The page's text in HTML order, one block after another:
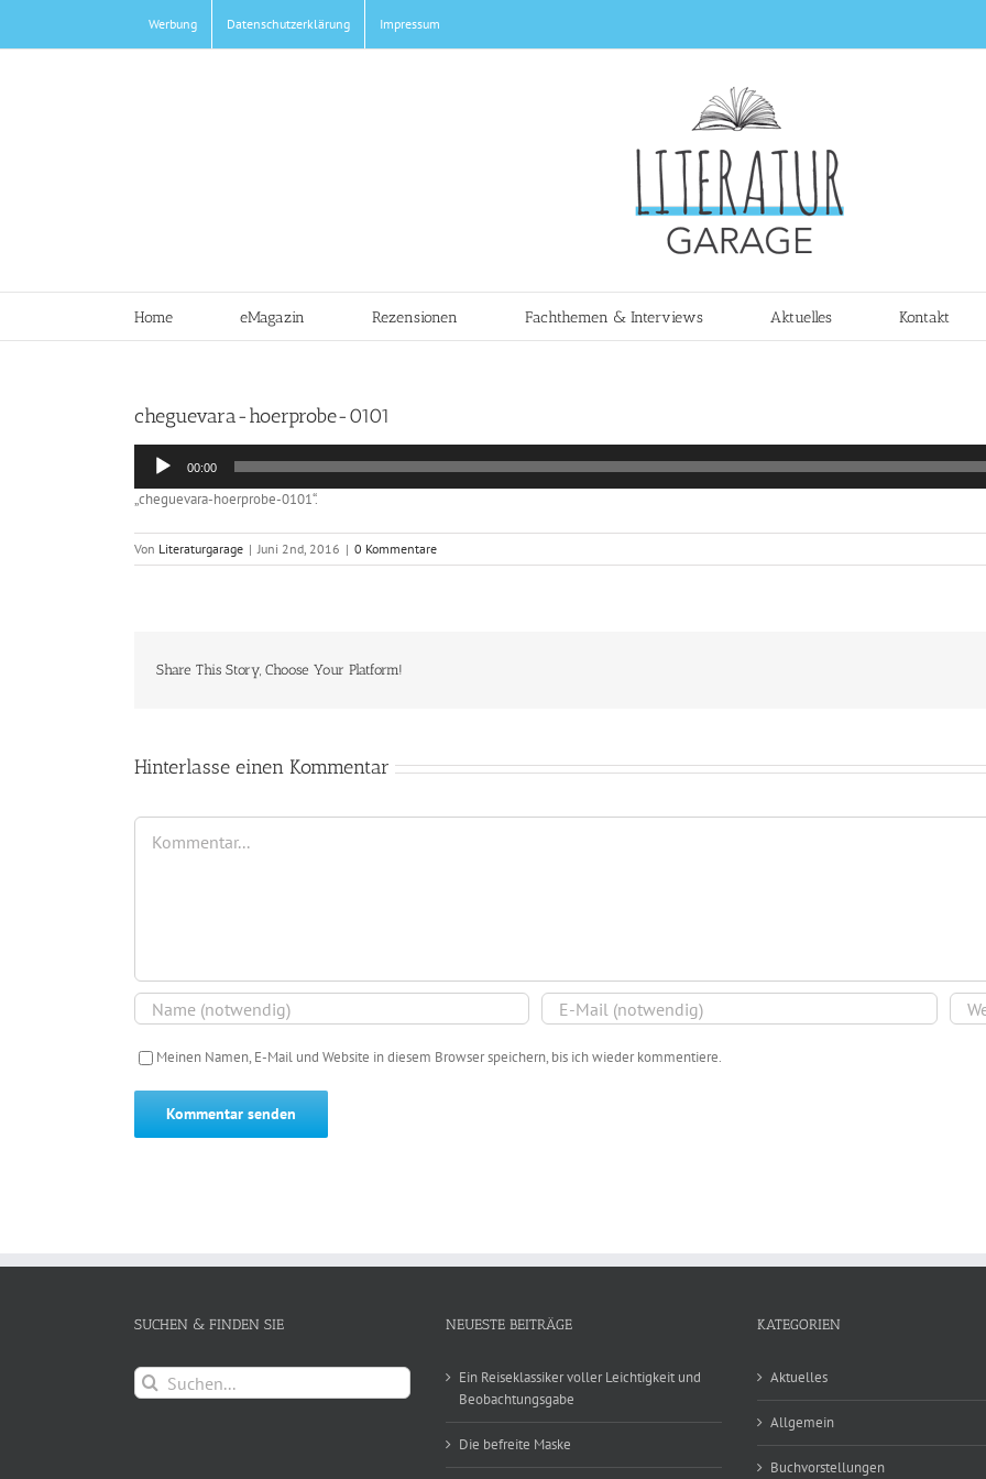
springen
Werbung Datenschutzerklärung Impressum
Home eMagazin Rezensionen Fachthemen & Interviews Aktuelles Kontakt
cheguevara-hoerprobe-0101
Audio-
Player
00:00
„cheguevara-hoerprobe-0101“.
Von Literaturgarage | Juni 2nd, 2016 | 0 Kommentare
Share This Story, Choose Your Platform!
Hinterlasse einen Kommentar
Kommentar
Meinen Namen, E-Mail und Website in diesem Browser speichern, bis ich wieder kommentiere.
SUCHEN & FINDEN SIE
Suche
nach:
NEUESTE BEITRÄGE
Ein Reiseklassiker voller Leichtigkeit und
Beobachtungsgabe
Die befreite Maske
KATEGORIEN
Aktuelles
Allgemein
Buchvorstellungen